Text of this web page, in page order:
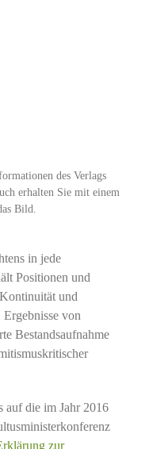
des Verlags
erhalten Sie mit einem
Bild.
in jede
Positionen und
und
von
Bestandsaufnahme
auf die im Jahr 2016
zur